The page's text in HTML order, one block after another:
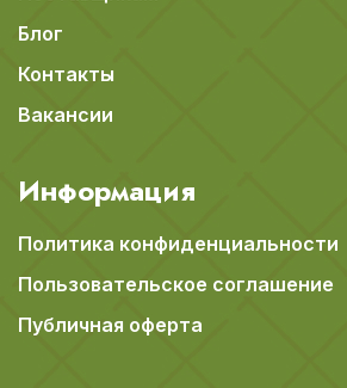
Блог
Контакты
Вакансии
Информация
Политика конфиденциальности
Пользовательское соглашение
Публичная оферта